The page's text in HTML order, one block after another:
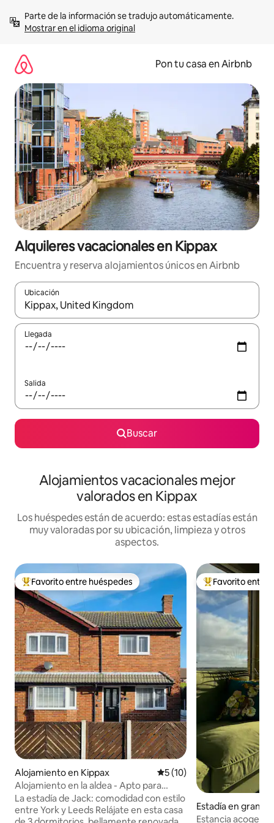
contenidoMostrar en el idioma original
Pon tu casa en Airbnb
Alquileres vacacionales en Kippax
Encuentra y reserva alojamientos únicos en Airbnb
Ubicación
Cuando los resultados estén disponibles, navega con las
Llegada
Salida
Buscar
Alojamientos vacacionales mejor
valorados en Kippax
Los huéspedes están de acuerdo: estas estadías están
muy valoradas por su ubicación, limpieza y otros
aspectos.
Favorito entre huéspedes preferido
Favorito entre huéspedes
Alojamiento en Kippax Calificación promedio: 5 de
5 (10)
Alojamiento en la aldea - Apto para
contratistas y profesionales
La estadía de Jack: comodidad con estilo
entre York y Leeds Relájate en esta casa
Favorito entre
Favorito entre
Estadía en granja
Estancia